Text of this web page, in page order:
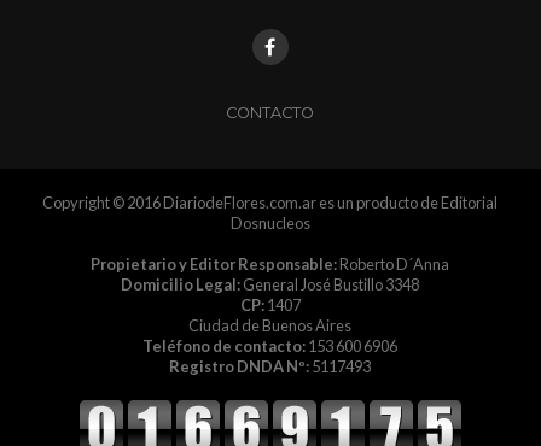
CONTACTO
Copyright © 2016 DiariodeFlores.com.ar es un producto de Editorial
Dosnucleos
Propietario y Editor Responsable:Roberto D´Anna
Domicilio Legal:General José Bustillo 3348
CP:1407
Ciudad de Buenos Aires
Teléfono de contacto:153 600 6906
Registro DNDA Nº:5117493